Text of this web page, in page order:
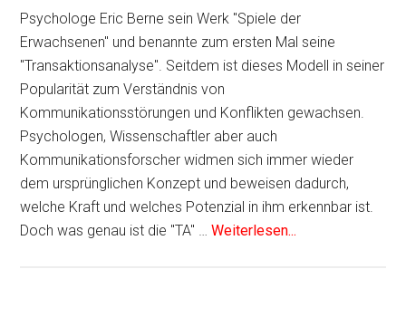
Psychologe Eric Berne sein Werk "Spiele der
Erwachsenen" und benannte zum ersten Mal seine
"Transaktionsanalyse". Seitdem ist dieses Modell in seiner
Popularität zum Verständnis von
Kommunikationsstörungen und Konflikten gewachsen.
Psychologen, Wissenschaftler aber auch
Kommunikationsforscher widmen sich immer wieder
dem ursprünglichen Konzept und beweisen dadurch,
welche Kraft und welches Potenzial in ihm erkennbar ist.
Doch was genau ist die "TA" …Weiterlesen...